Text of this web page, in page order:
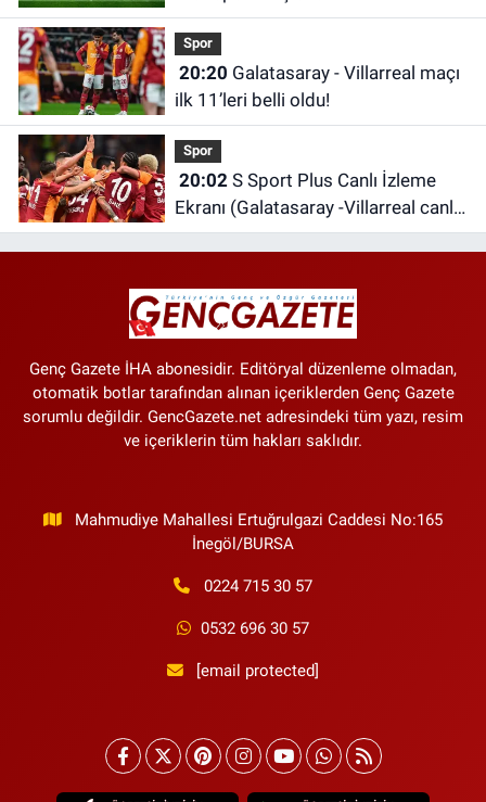
Spor
20:20
ilk 11’leri belli oldu!
Spor
20:02S Sport Plus Canlı İzleme
Ekranı (Galatasaray -Villarreal canlı
izle) | S Sport Plus nereden izlenir,
Genç Gazete İHA abonesidir. Editöryal düzenleme olmadan,
otomatik botlar tarafından alınan içeriklerden Genç Gazete
sorumlu değildir. GencGazete.net adresindeki tüm yazı, resim
ve içeriklerin tüm hakları saklıdır.
Mahmudiye Mahallesi Ertuğrulgazi Caddesi No:165
İnegöl/BURSA
0224 715 30 57
0532 696 30 57
[email protected]